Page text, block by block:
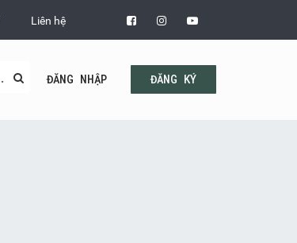
Liên hệ
ĐĂNG NHẬP ĐĂNG KÝ